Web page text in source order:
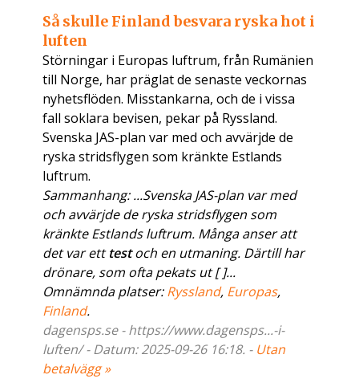
Så skulle Finland besvara ryska hot i
luften
Störningar i Europas luftrum, från Rumänien
till Norge, har präglat de senaste veckornas
nyhetsflöden. Misstankarna, och de i vissa
fall soklara bevisen, pekar på Ryssland.
Svenska JAS-plan var med och avvärjde de
ryska stridsflygen som kränkte Estlands
luftrum.
Sammanhang: ...Svenska JAS-plan var med
och avvärjde de ryska stridsflygen som
kränkte Estlands luftrum. Många anser att
det var etttestoch en utmaning. Därtill har
drönare, som ofta pekats ut [ ]...
Omnämnda platser:Ryssland, Europas,
Finland.
dagensps.se - https://www.dagensps...-i-
luften/ - Datum: 2025-09-26 16:18. - Utan
betalvägg »